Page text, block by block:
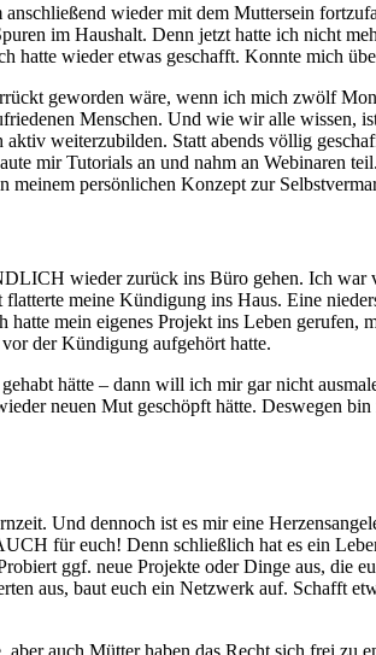
wieder mit dem Muttersein
im Haushalt. Denn jetzt hatte ich nicht
wieder etwas geschafft. Konnte mich
geworden wäre, wenn ich mich zwölf
Menschen. Und wie wir alle wissen,
weiterzubilden. Statt abends völlig
mir Tutorials an und nahm an Webinaren
meinem persönlichen Konzept zur
wieder zurück ins Büro gehen. Ich war
meine Kündigung ins Haus. Eine
mein eigenes Projekt ins Leben
der Kündigung aufgehört hatte.
hätte – dann will ich mir gar nicht
neuen Mut geschöpft hätte. Deswegen
Und dennoch ist es mir eine
für euch! Denn schließlich hat es ein
ggf. neue Projekte oder Dinge aus, die
aus, baut euch ein Netzwerk auf. Schafft
auch Mütter haben das Recht sich frei